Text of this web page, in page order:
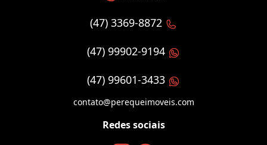
(47) 3369-8872
(47) 99902-9194
(47) 99601-3433
contato@perequeimoveis.com
Redes sociais